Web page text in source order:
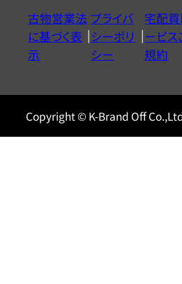
ヤ
ル
0120604117
古物営業法
に基づく表
示
プライバ
シーポリ
シー
宅配
ービス
規約
Copyright © K-Brand Off